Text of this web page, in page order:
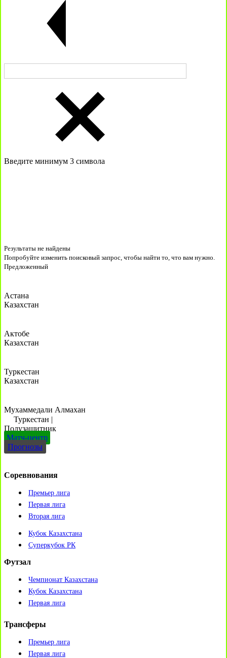
Введите минимум 3 символа
Результаты не найдены
Попробуйте изменить поисковый запрос, чтобы найти то, что вам нужно.
Предложенный
Астана
Казахстан
Актобе
Казахстан
Туркестан
Казахстан
Мухаммедали Алмахан
Туркестан |
Полузащитник
Матч-центр
Прогнозы
Соревнования
Премьер лига
Первая лига
Вторая лига
Кубок Казахстана
Суперкубок РК
Футзал
Чемпионат Казахстана
Кубок Казахстана
Первая лига
Трансферы
Премьер лига
Первая лига